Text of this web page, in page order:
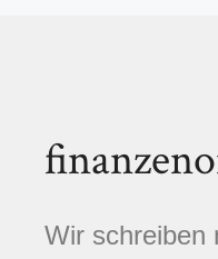
Wir schreiben